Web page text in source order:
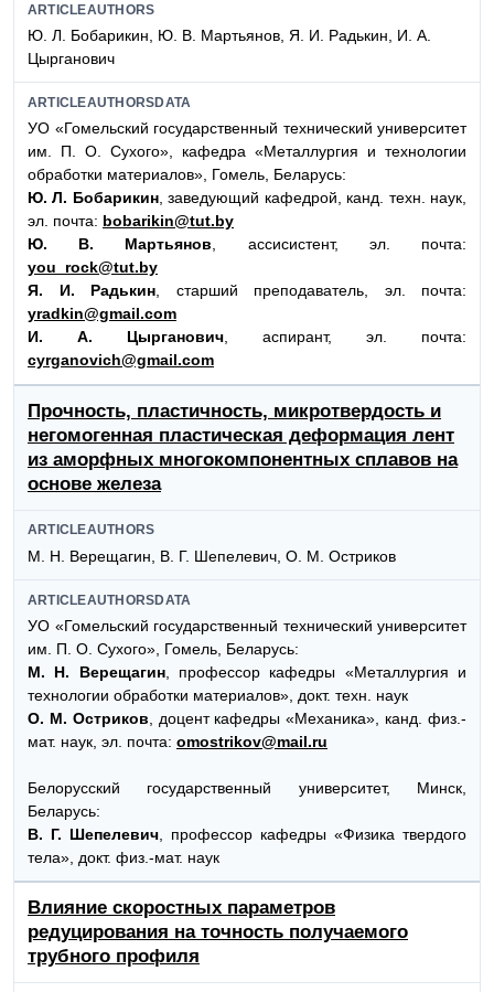
ARTICLEAUTHORS
Ю. Л. Бобарикин, Ю. В. Мартьянов, Я. И. Радькин, И. А.
Цырганович
ARTICLEAUTHORSDATA
УО «Гомельский государственный технический университет
им. П. О. Сухого», кафедра «Металлургия и технологии
обработки материалов», Гомель, Беларусь:
Ю. Л. Бобарикин, заведующий кафедрой, канд. техн. наук,
эл. почта: bobarikin@tut.by
Ю. В. Мартьянов, ассисистент, эл. почта:
you_rock@tut.by
Я. И. Радькин, старший преподаватель, эл. почта:
yradkin@gmail.com
И. А. Цырганович, аспирант, эл. почта:
cyrganovich@gmail.com
Прочность, пластичность, микротвердость и
негомогенная пластическая деформация лент
из аморфных многокомпонентных сплавов на
основе железа
ARTICLEAUTHORS
М. Н. Верещагин, В. Г. Шепелевич, О. М. Остриков
ARTICLEAUTHORSDATA
УО «Гомельский государственный технический университет
им. П. О. Сухого», Гомель, Беларусь:
М. Н. Верещагин, профессор кафедры «Металлургия и
технологии обработки материалов», докт. техн. наук
О. М. Остриков , доцент кафедры «Механика», канд. физ.-
мат. наук, эл. почта: omostrikov@mail.ru
Белорусский государственный университет, Минск,
Беларусь:
В. Г. Шепелевич , профессор кафедры «Физика твердого
тела», докт. физ.-мат. наук
Влияние скоростных параметров
редуцирования на точность получаемого
трубного профиля